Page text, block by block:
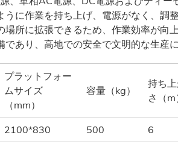
うに作業を持ち上げ、電源がなく、調
場所に拡張できるため、作業効率が
であり、高地での安全で文明的な生産
プラットフォー
ムサイズ
（mm）
容量（kg）
持ち
さ（m
2100*830 500 6